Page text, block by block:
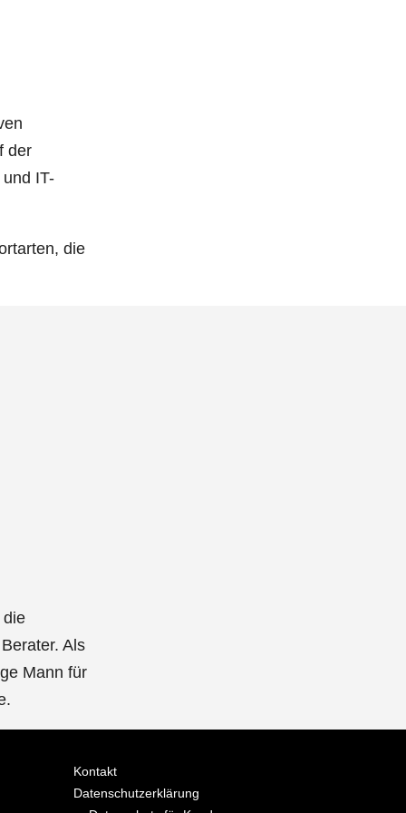
der
IT-
die
die
Als
Mann für
Kontakt
Datenschutzerklärung